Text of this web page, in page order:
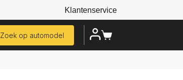
Klantenservice
Zoek op automodel